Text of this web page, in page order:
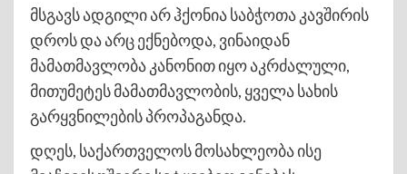
მსგავს ადგილი არ ჰქონია საბჭოთა კავშირის
დროს და არც ექნებოდა, ვინაიდან
მამათმავლობა კანონით იყო აკრძალული,
მითუმეტეს მამათმავლობის, ყველა სახის
გარყვნილების პროპაგანდა.
დღეს, საქართველოს მოსახლეობა ისე